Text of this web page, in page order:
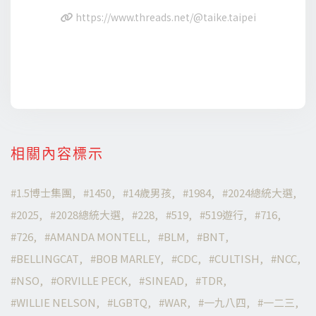
https://www.threads.net/@taike.taipei
相關內容標示
1.5博士集團 1450 14歲男孩 1984
2024總統大選
2025
2028總統大選 228 519 519遊行
716
726
AMANDA MONTELL BLM
BNT
BELLINGCAT
BOB MARLEY CDC CULTISH
NCC
NSO
ORVILLE PECK SINEAD
TDR
WILLIE NELSON
LGBTQ WAR 一九八四
一二三